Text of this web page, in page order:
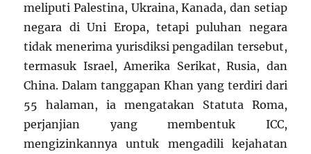
meliputi Palestina, Ukraina, Kanada, dan setiap
negara di Uni Eropa, tetapi puluhan negara
tidak menerima yurisdiksi pengadilan tersebut,
termasuk Israel, Amerika Serikat, Rusia, dan
China. Dalam tanggapan Khan yang terdiri dari
55 halaman, ia mengatakan Statuta Roma,
perjanjian yang membentuk ICC,
mengizinkannya untuk mengadili kejahatan